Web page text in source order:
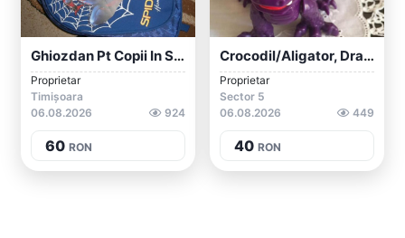
Ghiozdan Pt Copii In Stare F Buna Cu Spi...
Proprietar
Timișoara
06.08.2026
924
60 RON
Crocodil/aligator, Dragon Jucarii Pt. Co...
Proprietar
Sector 5
06.08.2026
449
40 RON